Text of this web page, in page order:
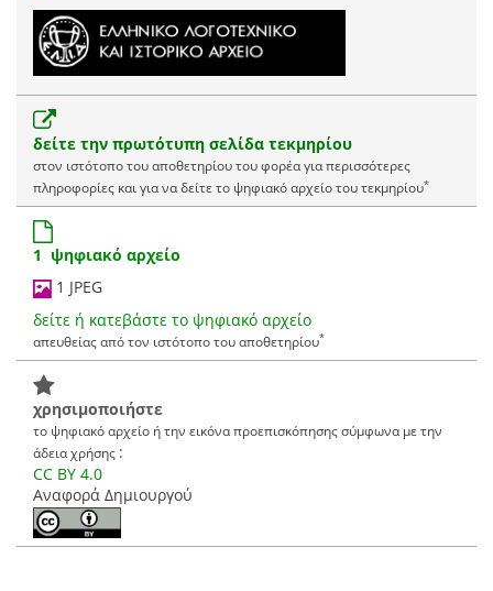
δείτε την πρωτότυπη σελίδα τεκμηρίου
στον ιστότοπο του αποθετηρίου του φορέα για περισσότερες
πληροφορίες και για να δείτε το ψηφιακό αρχείο του τεκμηρίου*
1 ψηφιακό αρχείο
1 JPEG
δείτε ή κατεβάστε το ψηφιακό αρχείο
απευθείας από τον ιστότοπο του αποθετηρίου*
χρησιμοποιήστε
το ψηφιακό αρχείο ή την εικόνα προεπισκόπησης σύμφωνα με την
άδεια χρήσης :
CC BY 4.0
Αναφορά Δημιουργού